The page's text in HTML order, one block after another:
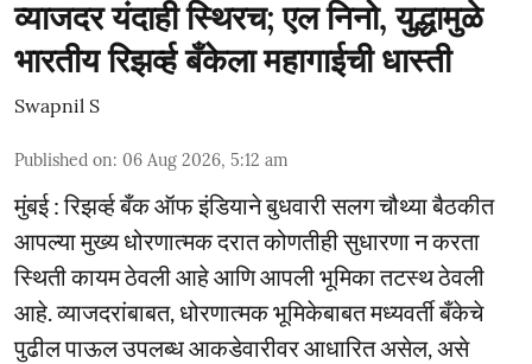
व्याजदर यंदाही स्थिरच; एल निनो, युद्धामुळे
भारतीय रिझर्व्ह बँकेला महागाईची धास्ती
Swapnil S
Published on: 06 Aug 2026, 5:12 am
मुंबई : रिझर्व्ह बँक ऑफ इंडियाने बुधवारी सलग चौथ्या बैठकीत
आपल्या मुख्य धोरणात्मक दरात कोणतीही सुधारणा न करता
स्थिती कायम ठेवली आहे आणि आपली भूमिका तटस्थ ठेवली
आहे. व्याजदरांबाबत, धोरणात्मक भूमिकेबाबत मध्यवर्ती बँकेचे
पुढील पाऊल उपलब्ध आकडेवारीवर आधारित असेल, असे